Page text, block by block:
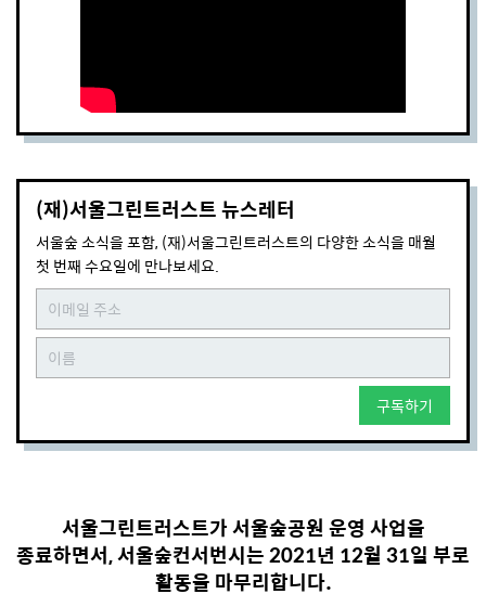
(재)서울그린트러스트 뉴스레터
서울숲 소식을 포함, (재)서울그린트러스트의 다양한 소식을 매월
첫 번째 수요일에 만나보세요.
구독하기
서울그린트러스트가 서울숲공원 운영 사업을
종료하면서, 서울숲컨서번시는 2021년 12월 31일 부로
활동을 마무리합니다.